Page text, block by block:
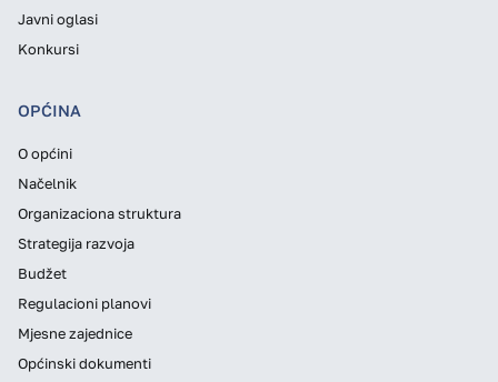
Javni oglasi
Konkursi
OPĆINA
O općini
Načelnik
Organizaciona struktura
Strategija razvoja
Budžet
Regulacioni planovi
Mjesne zajednice
Općinski dokumenti